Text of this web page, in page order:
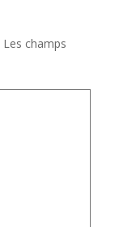
Les champs